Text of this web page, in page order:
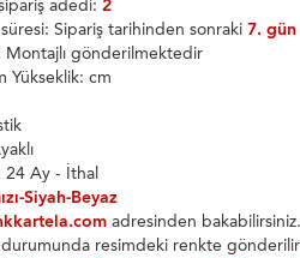
adedi: 2
Sipariş tarihinden sonraki 7. gün
Montajlı gönderilmektedir
Yükseklik: cm
24 Ay - İthal
Siyah-Beyaz
adresinden bakabilirsiniz.
resimdeki renkte gönderilir